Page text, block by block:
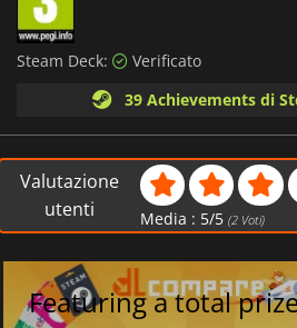
Steam Deck:
Verificato
39 Achievements di
Valutazione
utenti
Media : 5/5 (2 Voti)
Featuring a total